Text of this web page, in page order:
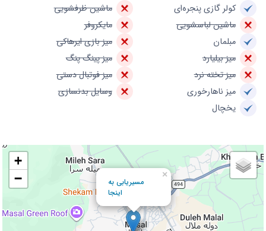
کولر گازی پنجره‌ای
ماشین ظرفشویی
ماشین لباسشویی
مایکروفر
مبلمان
میز بازی ایرهاکی
میز بیلیارد
میز پینگ پنگ
میز تخته نرد
میز فوتبال دستی
میز ناهارخوری
وسایل بدنسازی
یخچال
مسیریابی به
اینجا
×
+
−